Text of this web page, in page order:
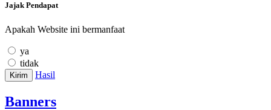
Jajak Pendapat
Apakah Website ini bermanfaat
ya
tidak
Kirim Hasil
Banners